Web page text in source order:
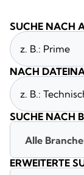
SUCHE NACH
NACH
SUCHE NACH
Alle
ERWEITERTE